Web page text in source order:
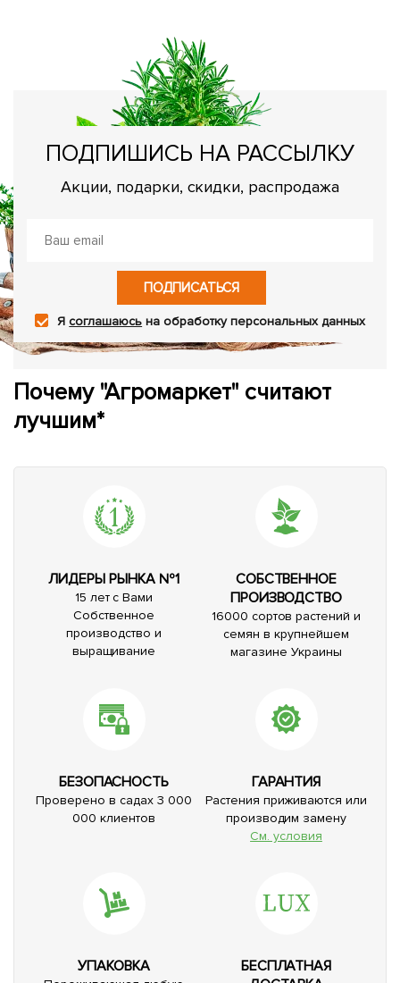
ПОДПИШИСЬ НА РАССЫЛКУ
Акции, подарки, скидки, распродажа
ПОДПИСАТЬСЯ
Ясоглашаюсь на обработку персональных данных
Почему "Агромаркет" считают
лучшим*
ЛИДЕРЫ РЫНКА №1
15 лет с Вами
Собственное
производство и
выращивание
СОБСТВЕННОЕ
ПРОИЗВОДСТВО
16000 сортов растений и
семян в крупнейшем
магазине Украины
БЕЗОПАСНОСТЬ
Проверено в садах 3 000
000 клиентов
ГАРАНТИЯ
Растения приживаются или
производим замену
См. условия
УПАКОВКА
БЕСПЛАТНАЯ